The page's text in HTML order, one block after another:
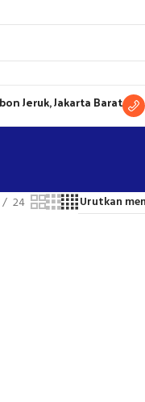
Jeruk, Jakarta Barat
24